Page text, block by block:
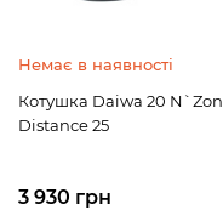
Немає в наявності
Котушка Daiwa 20 N`Zon
Distance 25
3 930 грн